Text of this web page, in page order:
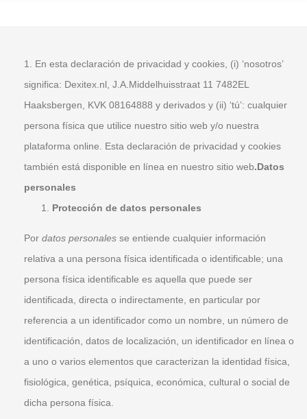
En esta declaración de privacidad y cookies, (i) ‘nosotros’
significa: Dexitex.nl, J.A.Middelhuisstraat 11 7482EL
Haaksbergen, KVK 08164888 y derivados y (ii) ‘tú’: cualquier
persona física que utilice nuestro sitio web y/o nuestra
plataforma online. Esta declaración de privacidad y cookies
también está disponible en línea en nuestro sitio web.Datos
personales
Protección de datos personales
Por datos personales se entiende cualquier información
relativa a una persona física identificada o identificable; una
persona física identificable es aquella que puede ser
identificada, directa o indirectamente, en particular por
referencia a un identificador como un nombre, un número de
identificación, datos de localización, un identificador en línea o
a uno o varios elementos que caracterizan la identidad física,
fisiológica, genética, psíquica, económica, cultural o social de
dicha persona física.